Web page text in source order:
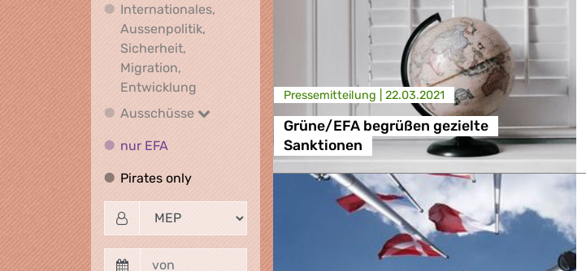
Internationales,
Aussenpolitik,
Sicherheit,
Migration,
Entwicklung Internationales, Aussenpolitik, Sicherheit, Migration, Entwicklung
Ausschüsse
Ausschüsse
nur EFA
Pirates onlyPirates only
Presse­mitteilung | 22.03.2021
Grüne/EFA begrüßen gezielte
Sanktionen